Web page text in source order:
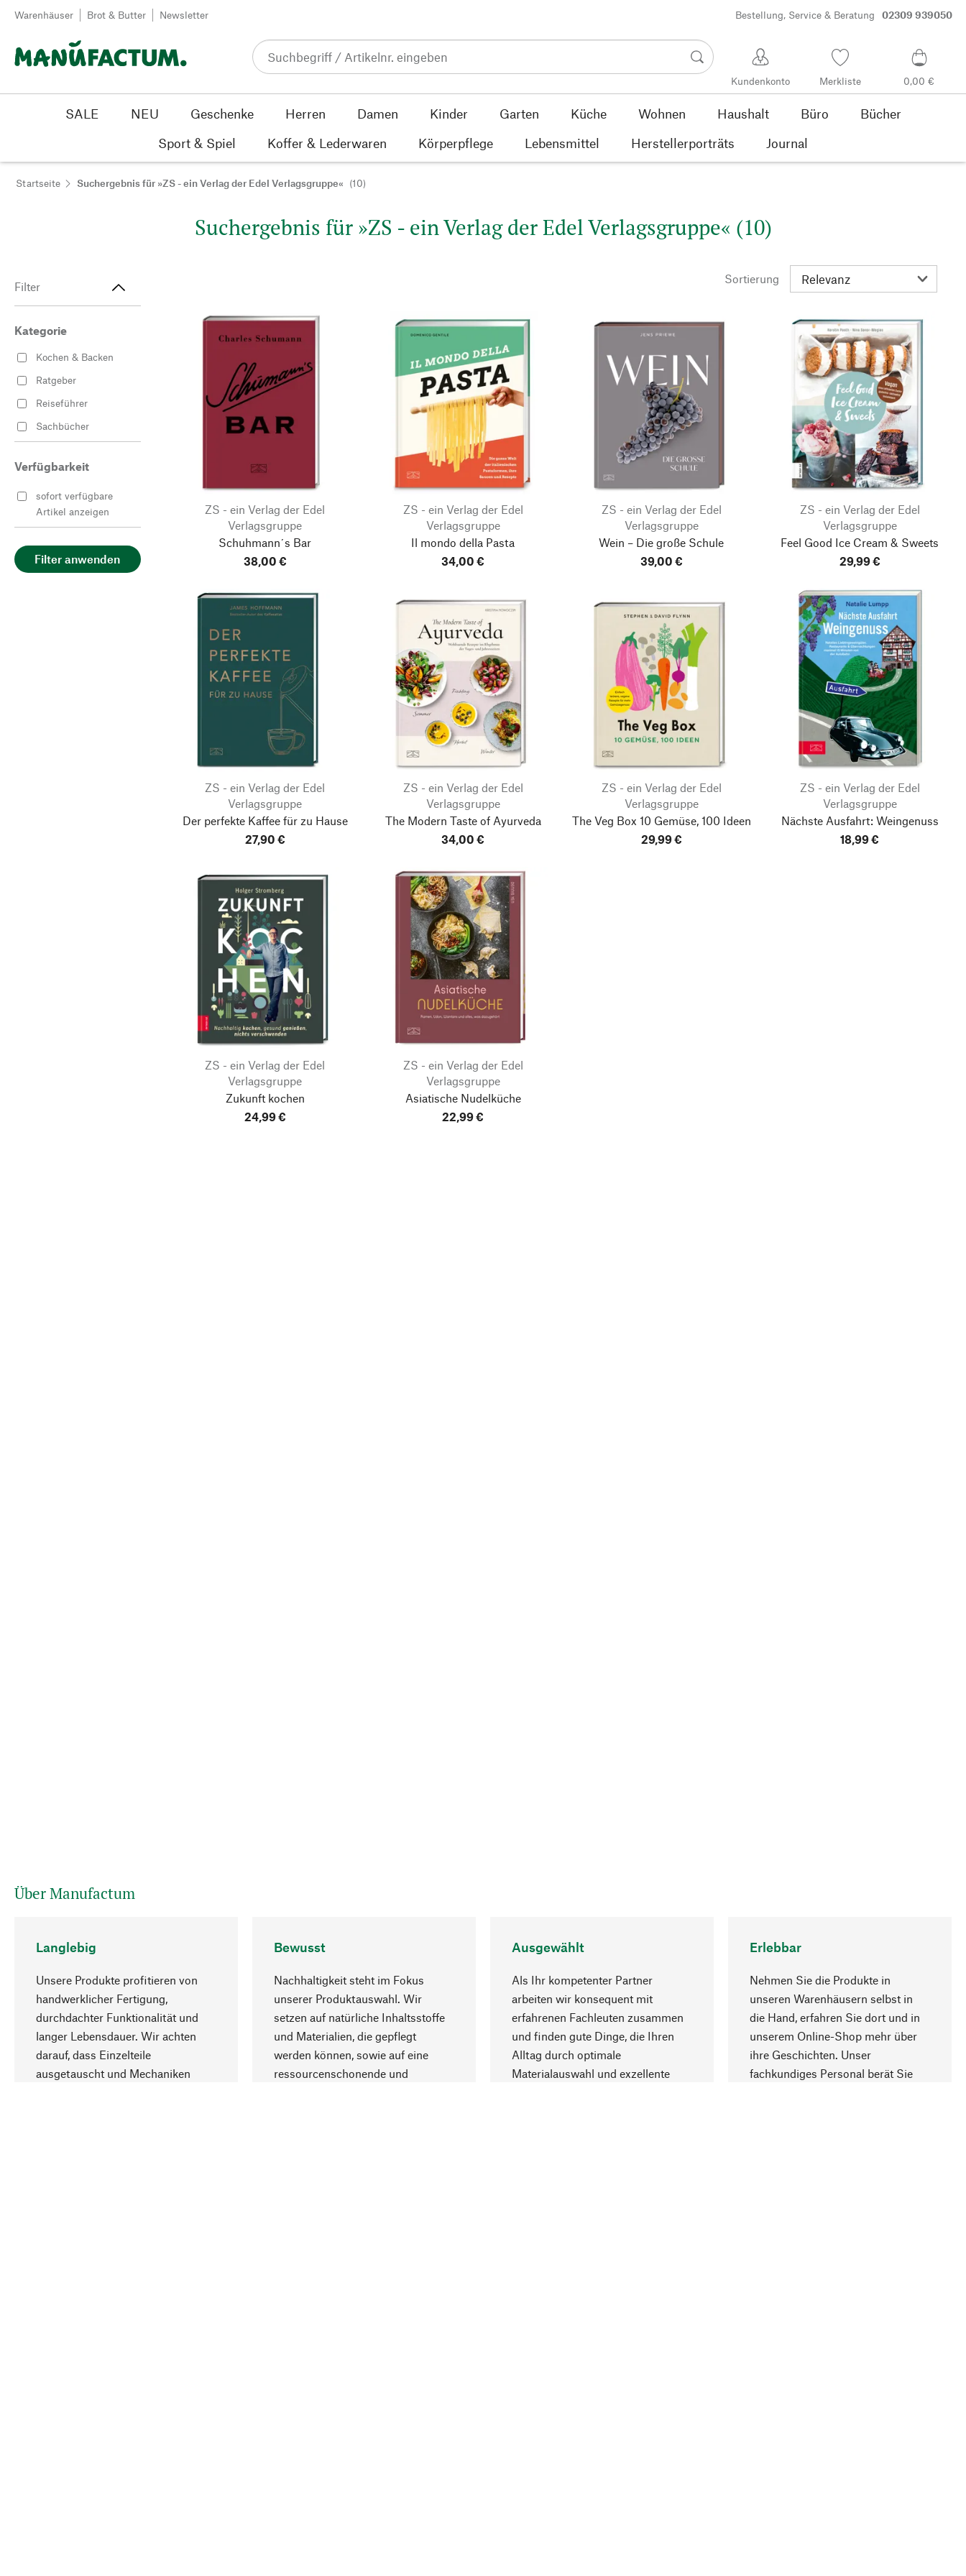
Zum Inhalt springen
Warenhäuser Brot & Butter Newsletter Bestellung, Service & Beratung 02309 939050
Kundenkonto Merkliste 0,00 €
SALE NEU Geschenke Herren Damen Kinder Garten Küche Wohnen Haushalt Büro
Bücher
Sport & Spiel
Koffer & Lederwaren Körperpflege Lebensmittel Herstellerporträts Journal
Startseite Suchergebnis für »ZS - ein Verlag der Edel Verlagsgruppe« (10)
Suchergebnis für »ZS - ein Verlag der Edel Verlagsgruppe« (10)
Filter
Kategorie
Kochen & Backen
Ratgeber
Reiseführer
Sachbücher
Verfügbarkeit
sofort verfügbare
Artikel anzeigen
Filter anwenden
Sortierung
ZS - ein Verlag der Edel
Verlagsgruppe
Schuhmann´s Bar
38,00 €
ZS - ein Verlag der Edel
Verlagsgruppe
Il mondo della Pasta
34,00 €
ZS - ein Verlag der Edel
Verlagsgruppe
Wein – Die große Schule
39,00 €
ZS - ein Verlag der Edel
Verlagsgruppe
Feel Good Ice Cream & Sweets
29,99 €
ZS - ein Verlag der Edel
Verlagsgruppe
Der perfekte Kaffee für zu Hause
27,90 €
ZS - ein Verlag der Edel
Verlagsgruppe
The Modern Taste of Ayurveda
34,00 €
ZS - ein Verlag der Edel
Verlagsgruppe
The Veg Box 10 Gemüse, 100 Ideen
29,99 €
ZS - ein Verlag der Edel
Verlagsgruppe
Nächste Ausfahrt: Weingenuss
18,99 €
ZS - ein Verlag der Edel
Verlagsgruppe
Zukunft kochen
24,99 €
ZS - ein Verlag der Edel
Verlagsgruppe
Asiatische Nudelküche
22,99 €
Über Manufactum
Langlebig
Unsere Produkte profitieren von
handwerklicher Fertigung,
durchdachter Funktionalität und
langer Lebensdauer. Wir achten
darauf, dass Einzelteile
ausgetauscht und Mechaniken
Bewusst
Nachhaltigkeit steht im Fokus
unserer Produktauswahl. Wir
setzen auf natürliche Inhaltsstoffe
und Materialien, die gepflegt
werden können, sowie auf eine
ressourcenschonende und
Ausgewählt
Als Ihr kompetenter Partner
arbeiten wir konsequent mit
erfahrenen Fachleuten zusammen
und finden gute Dinge, die Ihren
Alltag durch optimale
Materialauswahl und exzellente
Erlebbar
Nehmen Sie die Produkte in
unseren Warenhäusern selbst in
die Hand, erfahren Sie dort und in
unserem Online-Shop mehr über
ihre Geschichten. Unser
fachkundiges Personal berät Sie